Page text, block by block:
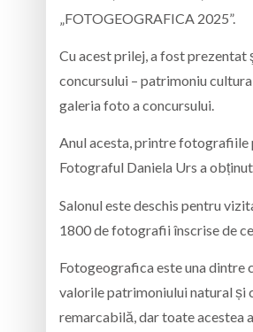
„FOTOGEOGRAFICA 2025”.
Cu acest prilej, a fost
concursului – patrimoniu
galeria foto a concursului.
Anul acesta, printre fotografiile
Fotograful Daniela Urs a
Salonul este deschis pentru
1800 de fotografii înscrise de
Fotogeografica este una dintre
valorile patrimoniului natural și
remarcabilă, dar toate acestea